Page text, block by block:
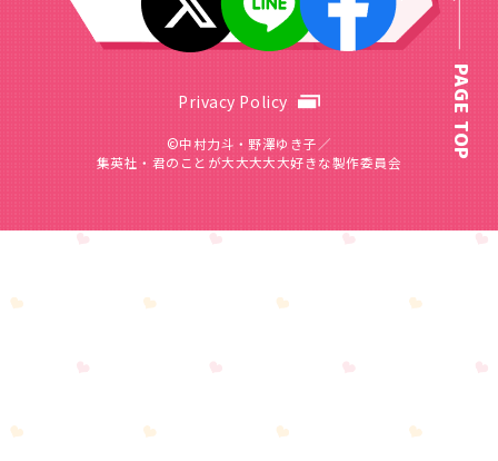
Privacy Policy
©中村力斗・野澤ゆき子／
集英社・君のことが大大大大大好きな製作委員会
PAGE TOP